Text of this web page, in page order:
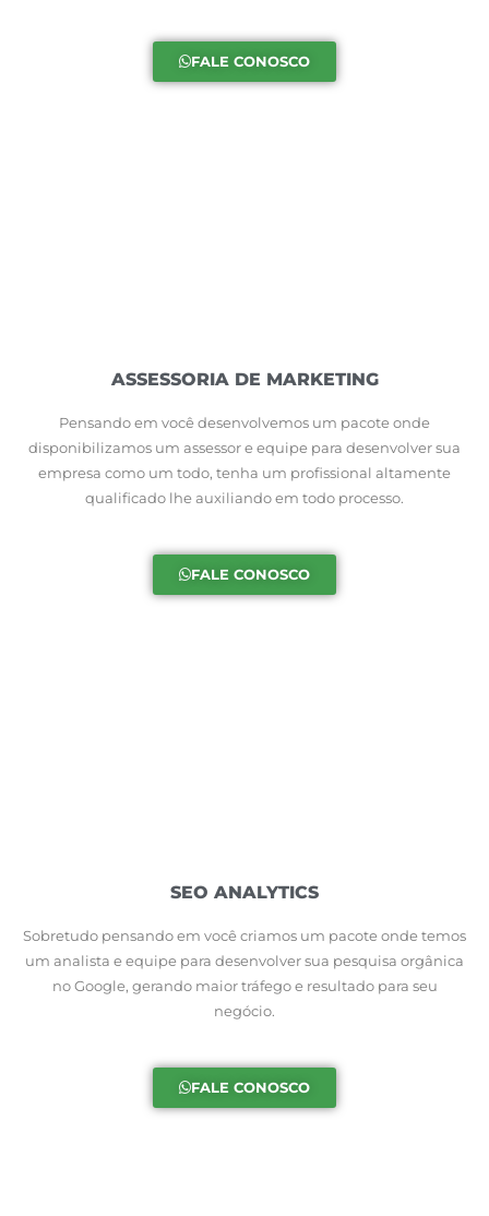
FALE CONOSCO
ASSESSORIA DE MARKETING
Pensando em você desenvolvemos um pacote onde
disponibilizamos um assessor e equipe para desenvolver sua
empresa como um todo, tenha um profissional altamente
qualificado lhe auxiliando em todo processo.
FALE CONOSCO
SEO ANALYTICS
Sobretudo pensando em você criamos um pacote onde temos
um analista e equipe para desenvolver sua pesquisa orgânica
no Google, gerando maior tráfego e resultado para seu
negócio.
FALE CONOSCO